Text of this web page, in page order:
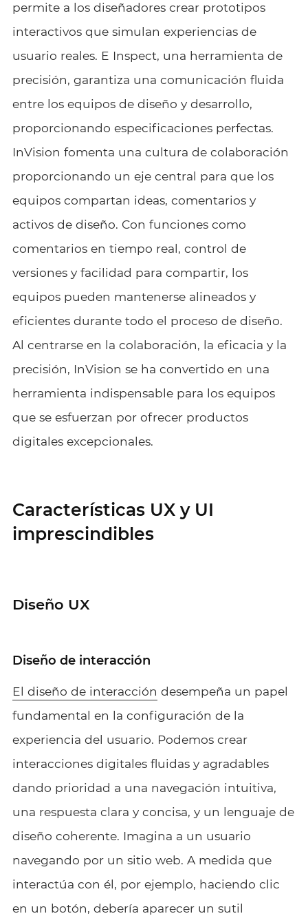
permite a los diseñadores crear prototipos
interactivos que simulan experiencias de
usuario reales. E Inspect, una herramienta de
precisión, garantiza una comunicación fluida
entre los equipos de diseño y desarrollo,
proporcionando especificaciones perfectas.
InVision fomenta una cultura de colaboración
proporcionando un eje central para que los
equipos compartan ideas, comentarios y
activos de diseño. Con funciones como
comentarios en tiempo real, control de
versiones y facilidad para compartir, los
equipos pueden mantenerse alineados y
eficientes durante todo el proceso de diseño.
Al centrarse en la colaboración, la eficacia y la
precisión, InVision se ha convertido en una
herramienta indispensable para los equipos
que se esfuerzan por ofrecer productos
digitales excepcionales.
Características UX y UI
imprescindibles
Diseño UX
Diseño de interacción
El diseño de interacción desempeña un papel
fundamental en la configuración de la
experiencia del usuario. Podemos crear
interacciones digitales fluidas y agradables
dando prioridad a una navegación intuitiva,
una respuesta clara y concisa, y un lenguaje de
diseño coherente. Imagina a un usuario
navegando por un sitio web. A medida que
interactúa con él, por ejemplo, haciendo clic
en un botón, debería aparecer un sutil